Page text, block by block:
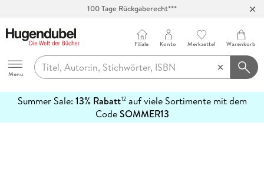
100 Tage Rückgaberecht***
Hugendubel
Menu
Filiale Konto Merkzettel Warenkorb
Summer Sale: 13% Rabatt12auf viele Sortimente mit dem
CodeSOMMER13
erfahren